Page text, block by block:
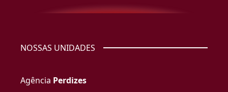
NOSSAS UNIDADES
Agência Perdizes